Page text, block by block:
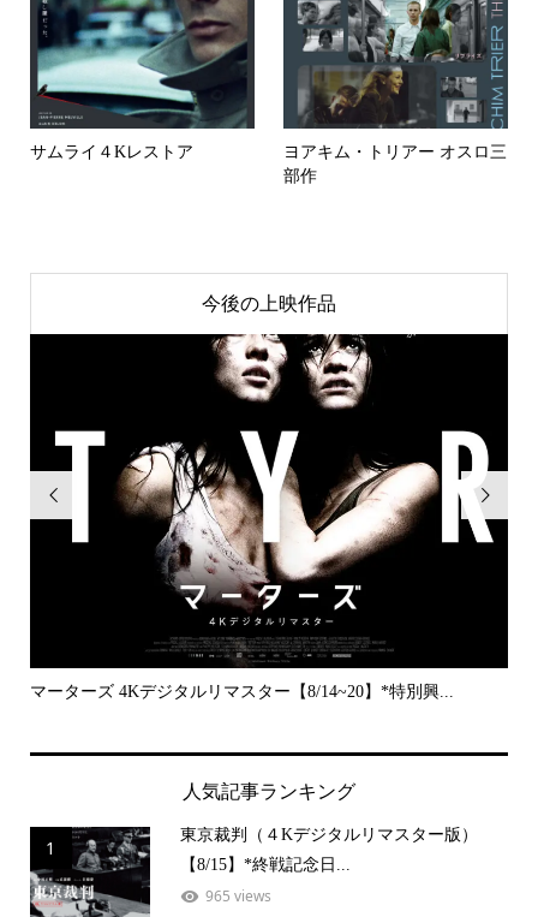
サムライ４Kレストア
ヨアキム・トリアー オスロ三
部作
今後の上映作品

マーターズ 4Kデジタルリマスター【8/14~20】*特別興...

人気記事ランキング
1
東京裁判（４Kデジタルリマスター版）
【8/15】*終戦記念日...
965 views